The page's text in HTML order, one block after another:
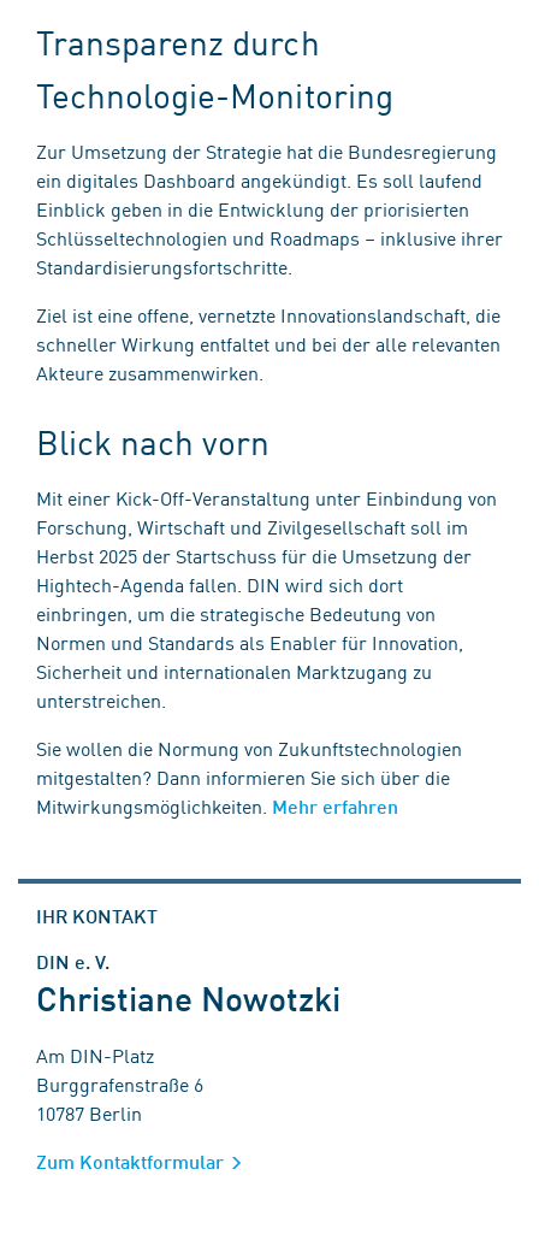
Transparenz durch
Technologie-Monitoring
Zur Umsetzung der Strategie hat die Bundesregierung
ein digitales Dashboard angekündigt. Es soll laufend
Einblick geben in die Entwicklung der priorisierten
Schlüsseltechnologien und Roadmaps – inklusive ihrer
Standardisierungsfortschritte.
Ziel ist eine offene, vernetzte Innovationslandschaft, die
schneller Wirkung entfaltet und bei der alle relevanten
Akteure zusammenwirken.
Blick nach vorn
Mit einer Kick-Off-Veranstaltung unter Einbindung von
Forschung, Wirtschaft und Zivilgesellschaft soll im
Herbst 2025 der Startschuss für die Umsetzung der
Hightech-Agenda fallen. DIN wird sich dort
einbringen, um die strategische Bedeutung von
Normen und Standards als Enabler für Innovation,
Sicherheit und internationalen Marktzugang zu
unterstreichen.
Sie wollen die Normung von Zukunftstechnologien
mitgestalten? Dann informieren Sie sich über die
Mitwirkungsmöglichkeiten. Mehr erfahren
IHR KONTAKT
DIN e. V.
Christiane Nowotzki
Am DIN-Platz
Burggrafenstraße 6
10787 Berlin
Zum Kontaktformular